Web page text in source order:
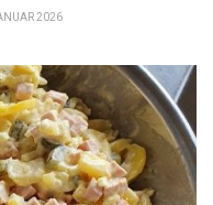
2026